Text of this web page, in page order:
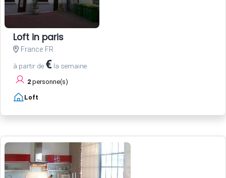
Loft in paris
France FR
à partir de € la semaine
2 personne(s)
Loft